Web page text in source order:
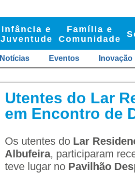
Infância e
Juventude
Família e
Comunidade
Notícias Eventos Inovação
Utentes do Lar
em Encontro de
Os utentes do Lar
Albufeira, participaram
teve lugar no Pavilhão